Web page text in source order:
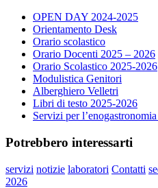
OPEN DAY 2024-2025
Orientamento Desk
Orario scolastico
Orario Docenti 2025 – 2026
Orario Scolastico 2025-2026
Modulistica Genitori
Alberghiero Velletri
Libri di testo 2025-2026
Servizi per
Potrebbero interessarti
servizi notizie laboratori Contatti
2026